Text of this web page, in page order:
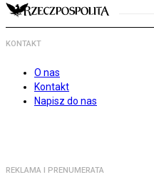
KONTAKT
O nas
Kontakt
Napisz do nas
REKLAMA I PRENUMERATA